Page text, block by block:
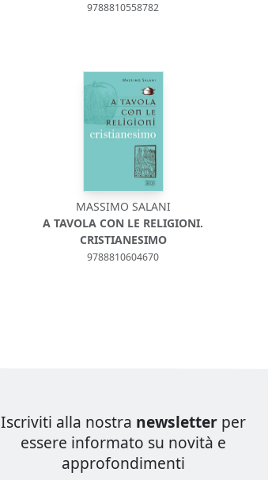
9788810558782
MASSIMO SALANI
A TAVOLA CON LE RELIGIONI.
CRISTIANESIMO
9788810604670
Iscriviti alla nostra newsletter per
essere informato su novità e
approfondimenti